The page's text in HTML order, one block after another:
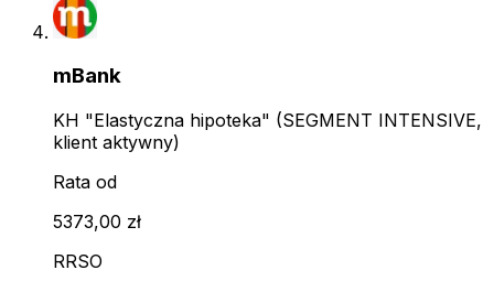
mBank
KH "Elastyczna hipoteka" (SEGMENT INTENSIVE,
klient aktywny)
Rata od
5373,00 zł
RRSO